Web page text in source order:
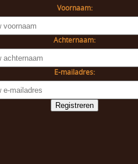
Voornaam:
Achternaam:
E-mailadres: